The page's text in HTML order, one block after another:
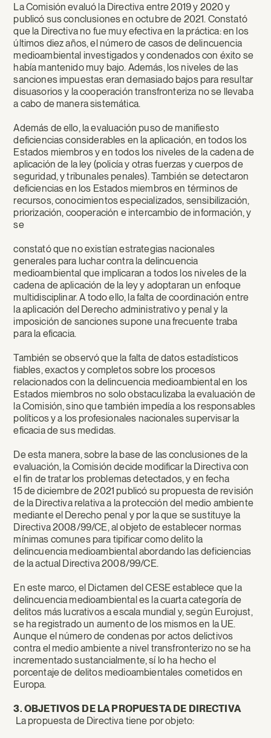
La Comisión evaluó la Directiva entre 2019 y 2020 y
publicó sus conclusiones en octubre de 2021. Constató
que la Directiva no fue muy efectiva en la práctica: en los
últimos diez años, el número de casos de delincuencia
medioambiental investigados y condenados con éxito se
había mantenido muy bajo. Además, los niveles de las
sanciones impuestas eran demasiado bajos para resultar
disuasorios y la cooperación transfronteriza no se llevaba
a cabo de manera sistemática.
Además de ello, la evaluación puso de manifiesto
deficiencias considerables en la aplicación, en todos los
Estados miembros y en todos los niveles de la cadena de
aplicación de la ley (policía y otras fuerzas y cuerpos de
seguridad, y tribunales penales). También se detectaron
deficiencias en los Estados miembros en términos de
recursos, conocimientos especializados, sensibilización,
priorización, cooperación e intercambio de información, y
se
constató que no existían estrategias nacionales
generales para luchar contra la delincuencia
medioambiental que implicaran a todos los niveles de la
cadena de aplicación de la ley y adoptaran un enfoque
multidisciplinar. A todo ello, la falta de coordinación entre
la aplicación del Derecho administrativo y penal y la
imposición de sanciones supone una frecuente traba
para la eficacia.
También se observó que la falta de datos estadísticos
fiables, exactos y completos sobre los procesos
relacionados con la delincuencia medioambiental en los
Estados miembros no solo obstaculizaba la evaluación de
la Comisión, sino que también impedía a los responsables
políticos y a los profesionales nacionales supervisar la
eficacia de sus medidas.
De esta manera, sobre la base de las conclusiones de la
evaluación, la Comisión decide modificar la Directiva con
el fin de tratar los problemas detectados, y en fecha
15 de diciembre de 2021 publicó su propuesta de revisión
de la Directiva relativa a la protección del medio ambiente
mediante el Derecho penal y por la que se sustituye la
Directiva 2008/99/CE, al objeto de establecer normas
mínimas comunes para tipificar como delito la
delincuencia medioambiental abordando las deficiencias
de la actual Directiva 2008/99/CE.
En este marco, el Dictamen del CESE establece que la
delincuencia medioambiental es la cuarta categoría de
delitos más lucrativos a escala mundial y, según Eurojust,
se ha registrado un aumento de los mismos en la UE.
Aunque el número de condenas por actos delictivos
contra el medio ambiente a nivel transfronterizo no se ha
incrementado sustancialmente, sí lo ha hecho el
porcentaje de delitos medioambientales cometidos en
Europa.
3. OBJETIVOS DE LA PROPUESTA DE DIRECTIVA
La propuesta de Directiva tiene por objeto: